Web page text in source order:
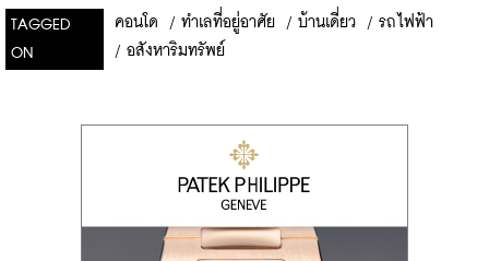
TAGGED
ON
คอนโด / ทำเลที่อยู่อาศัย / บ้านเดี่ยว / รถไฟฟ้า
/ อสังหาริมทรัพย์